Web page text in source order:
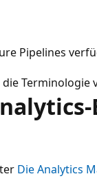
Pipelines
Terminologie
Die Analytics